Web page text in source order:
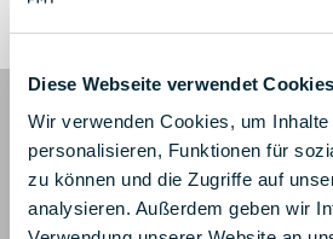
Diese Webseite verwendet Cookies
Wir verwenden Cookies, um
personalisieren, Funktionen für
zu können und die Zugriffe auf
analysieren. Außerdem geben wir